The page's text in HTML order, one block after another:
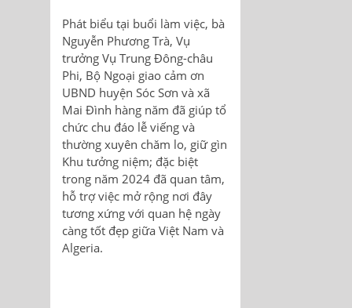
Phát biểu tại buổi làm việc, bà
Nguyễn Phương Trà, Vụ
trưởng Vụ Trung Đông-châu
Phi, Bộ Ngoại giao cảm ơn
UBND huyện Sóc Sơn và xã
Mai Đình hàng năm đã giúp tổ
chức chu đáo lễ viếng và
thường xuyên chăm lo, giữ gìn
Khu tưởng niệm; đặc biệt
trong năm 2024 đã quan tâm,
hỗ trợ việc mở rộng nơi đây
tương xứng với quan hệ ngày
càng tốt đẹp giữa Việt Nam và
Algeria.